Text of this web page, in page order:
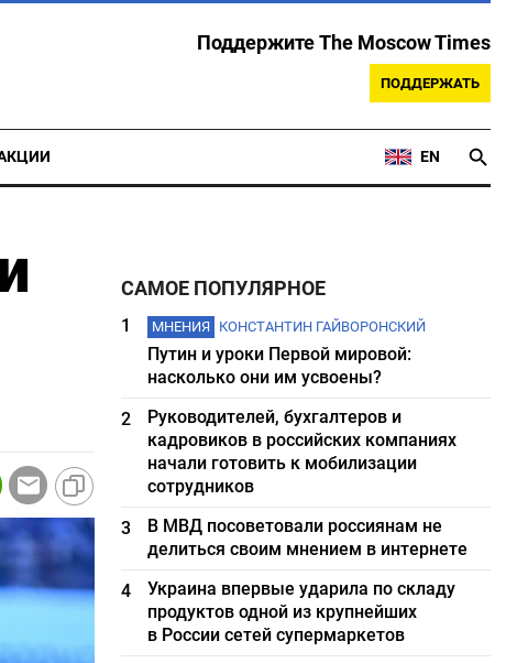
Поддержите The Moscow Times
ПОДДЕРЖАТЬ
EN
САМОЕ ПОПУЛЯРНОЕ
1 МНЕНИЯ КОНСТАНТИН ГАЙВОРОНСКИЙ
Путин и уроки Первой мировой:
насколько они им усвоены?
2
Руководителей, бухгалтеров и
кадровиков в российских компаниях
начали готовить к мобилизации
сотрудников
3
В МВД посоветовали россиянам не
делиться своим мнением в интернете
4
Украина впервые ударила по складу
продуктов одной из крупнейших
в России сетей супермаркетов